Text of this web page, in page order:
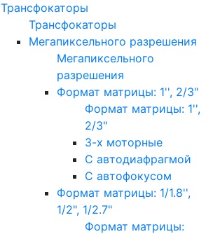
Трансфокаторы
Трансфокаторы
Мегапиксельного разрешения
Мегапиксельного
разрешения
Формат матрицы: 1'', 2/3"
Формат матрицы: 1'',
2/3"
3-х моторные
С автодиафрагмой
С автофокусом
Формат матрицы: 1/1.8'',
1/2", 1/2.7"
Формат матрицы: